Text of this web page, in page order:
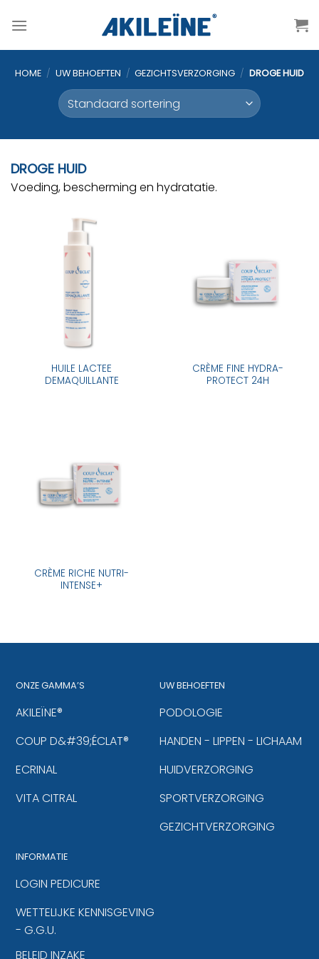
naar
HOME / UW BEHOEFTEN / GEZICHTSVERZORGING / DROGE HUID
DROGE HUID
Voeding, bescherming en hydratatie.
HUILE LACTEE
DEMAQUILLANTE
CRÈME FINE HYDRA-
PROTECT 24H
CRÈME RICHE NUTRI-
INTENSE+
ONZE GAMMA’S
AKILEÏNE®
COUP D&#39;ÉCLAT®
ECRINAL
VITA CITRAL
UW BEHOEFTEN
PODOLOGIE
HANDEN - LIPPEN - LICHAAM
HUIDVERZORGING
SPORTVERZORGING
GEZICHTVERZORGING
INFORMATIE
LOGIN PEDICURE
WETTELIJKE KENNISGEVING
- G.G.U.
BELEID INZAKE